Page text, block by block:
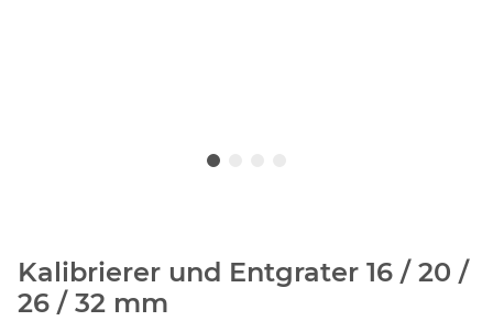
Kalibrierer und Entgrater 16 / 20 /
26 / 32 mm